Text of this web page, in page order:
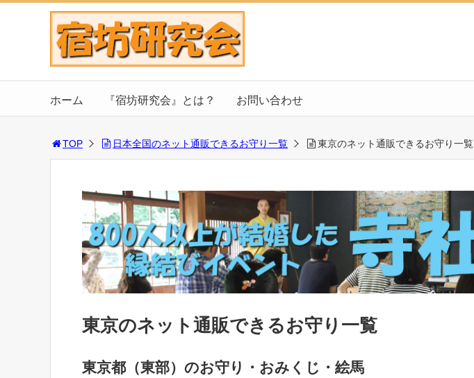
ホーム 『宿坊研究会』とは？ お問い合わせ
TOP 日本全国のネット通販できるお守り一覧 東京のネット通販できるお守り一覧
東京のネット通販できるお守り一覧
東京都（東部）のお守り・おみくじ・絵馬